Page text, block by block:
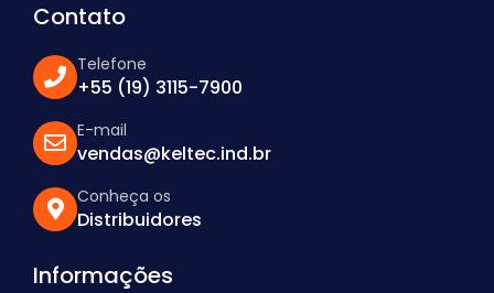
Contato
Telefone
+55 (19) 3115-7900
E-mail
vendas@keltec.ind.br
Conheça os
Distribuidores
Informações